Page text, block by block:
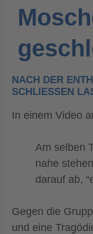
NACH DER
CHLIESSEN
In einem Video
Am selben
nahe
darauf ab,
Gegen die
und eine